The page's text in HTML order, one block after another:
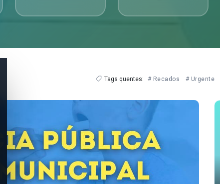
Tags quentes: # Recados # Urgente